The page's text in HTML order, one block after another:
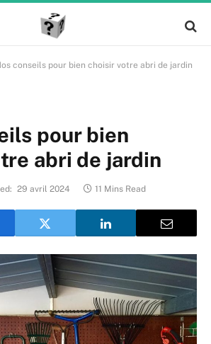
conseils pour bien choisir votre abri de jardin
pour bien
abri de jardin
29 avril 2024 11 Mins Read